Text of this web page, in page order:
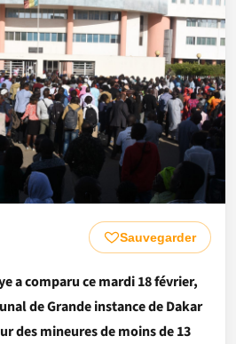
Sauvegarder
a comparu ce mardi 18 février,
de Grande instance de Dakar
des mineures de moins de 13